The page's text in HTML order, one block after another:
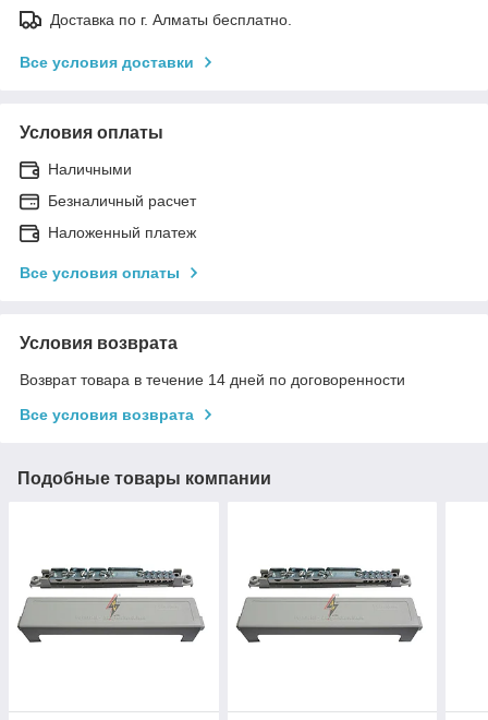
Доставка по г. Алматы бесплатно.
Все условия доставки
Условия оплаты
Наличными
Безналичный расчет
Наложенный платеж
Все условия оплаты
Условия возврата
Возврат товара в течение 14 дней по договоренности
Все условия возврата
Подобные товары компании